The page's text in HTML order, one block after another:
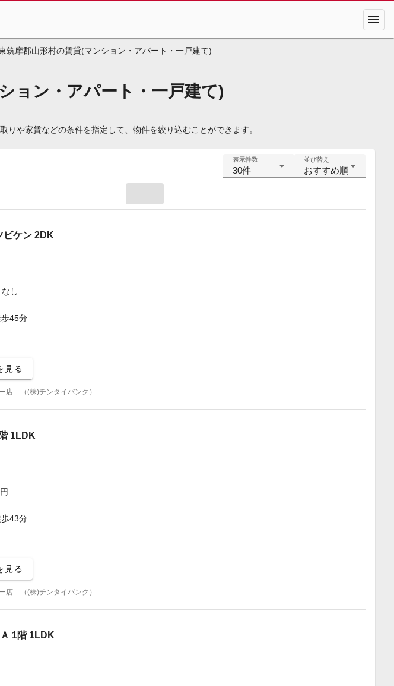
menu
筑摩郡山形村の賃貸(マンション・アパート・一戸建て)
ョン・アパート・一戸建て)
や家賃などの条件を指定して、物件を絞り込むことができます。
表示件数
30件
並び替え
おすすめ順
ビケン 2DK
なし
45分
見る
店 （(株)チンタイバンク）
1LDK
43分
見る
店 （(株)チンタイバンク）
1階 1LDK